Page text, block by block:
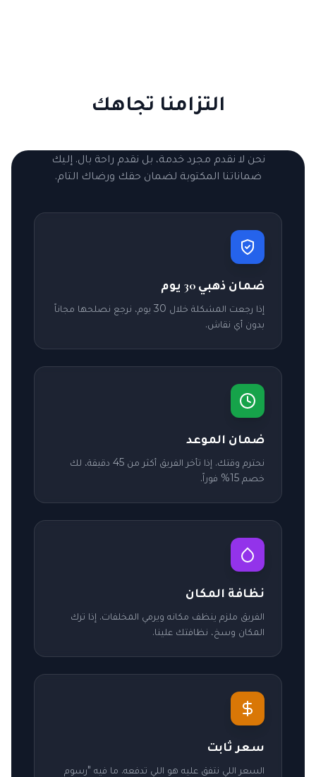
التزامنا تجاهك
نحن لا نقدم مجرد خدمة، بل نقدم راحة بال. إليك
ضماناتنا المكتوبة لضمان حقك ورضاك التام.
ضمان ذهبي 30 يوم
إذا رجعت المشكلة خلال 30 يوم، نرجع نصلحها مجاناً
بدون أي نقاش.
ضمان الموعد
نحترم وقتك. إذا تأخر الفريق أكثر من 45 دقيقة، لك
خصم 15% فوراً.
نظافة المكان
الفريق ملزم ينظف مكانه ويرمي المخلفات. إذا ترك
المكان وسخ، نظافتك علينا.
سعر ثابت
السعر اللي نتفق عليه هو اللي تدفعه. ما فيه "رسوم